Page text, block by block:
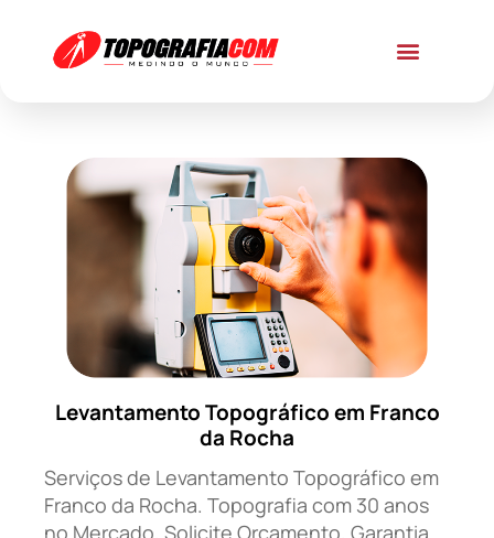
Levantamento Topográfico em Franco
da Rocha
Serviços de Levantamento Topográfico em
Franco da Rocha. Topografia com 30 anos
no Mercado. Solicite Orçamento. Garantia